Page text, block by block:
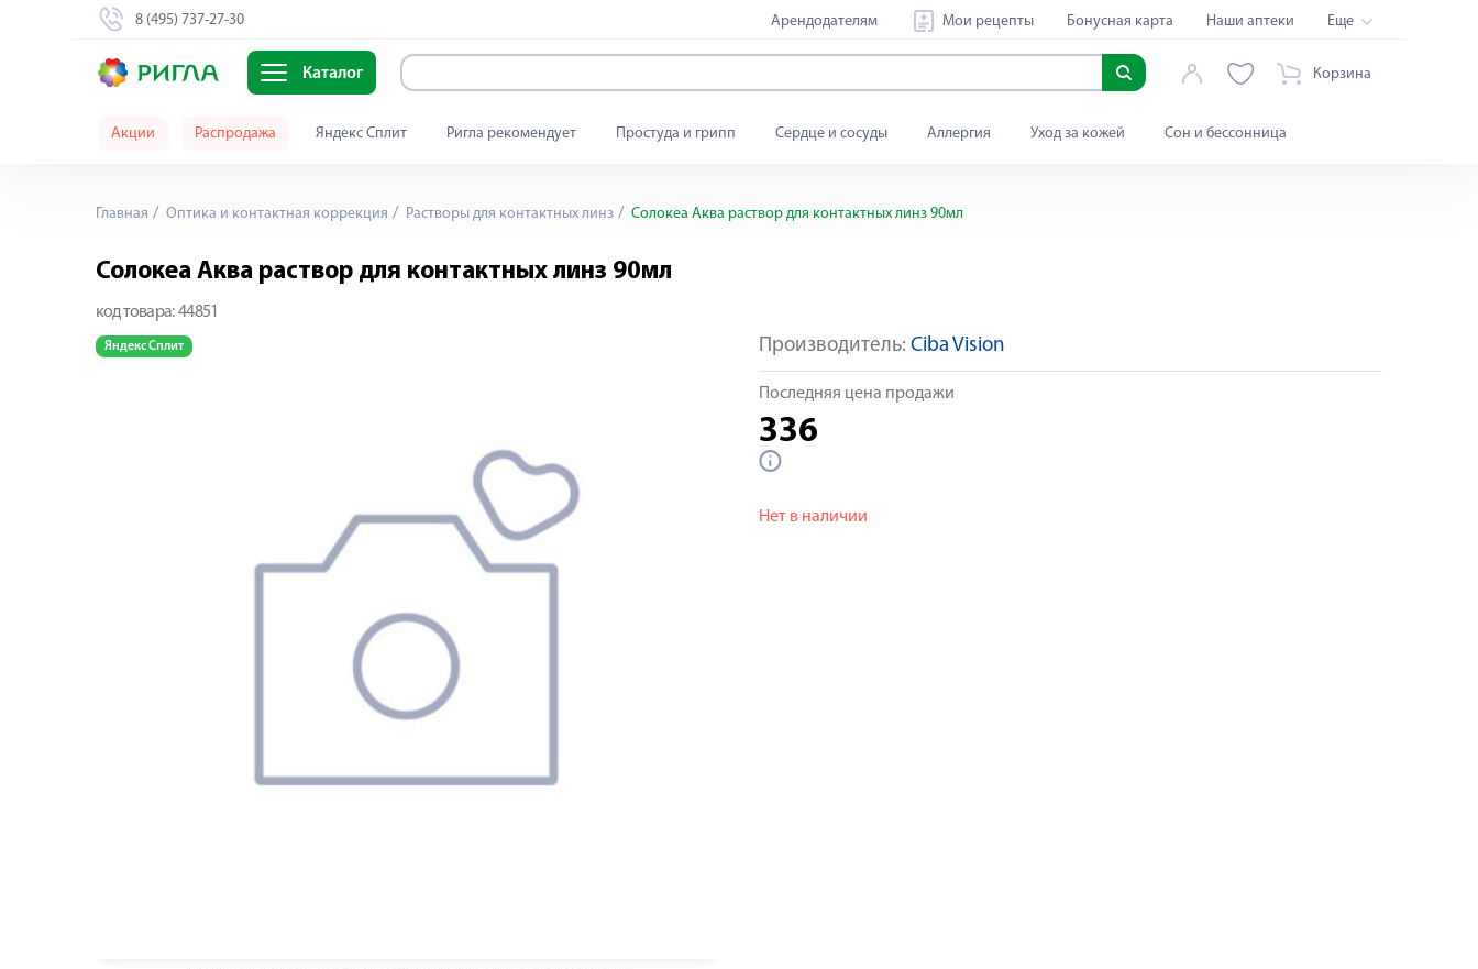
8 (495) 737-27-30 Арендодателям Мои рецепты Бонусная карта Наши аптеки Еще
Каталог Корзина
Акции Распродажа Яндекс Сплит Ригла рекомендует Простуда и грипп Сердце и сосуды Аллергия Уход за кожей Сон и бессонница
Главная Оптика и контактная коррекция Растворы для контактных линз Солокеа Аква раствор для контактных линз 90мл
Солокеа Аква раствор для контактных линз 90мл
код товара: 44851
Яндекс Сплит Производитель: Ciba Vision
Последняя цена продажи
336
Нет в наличии